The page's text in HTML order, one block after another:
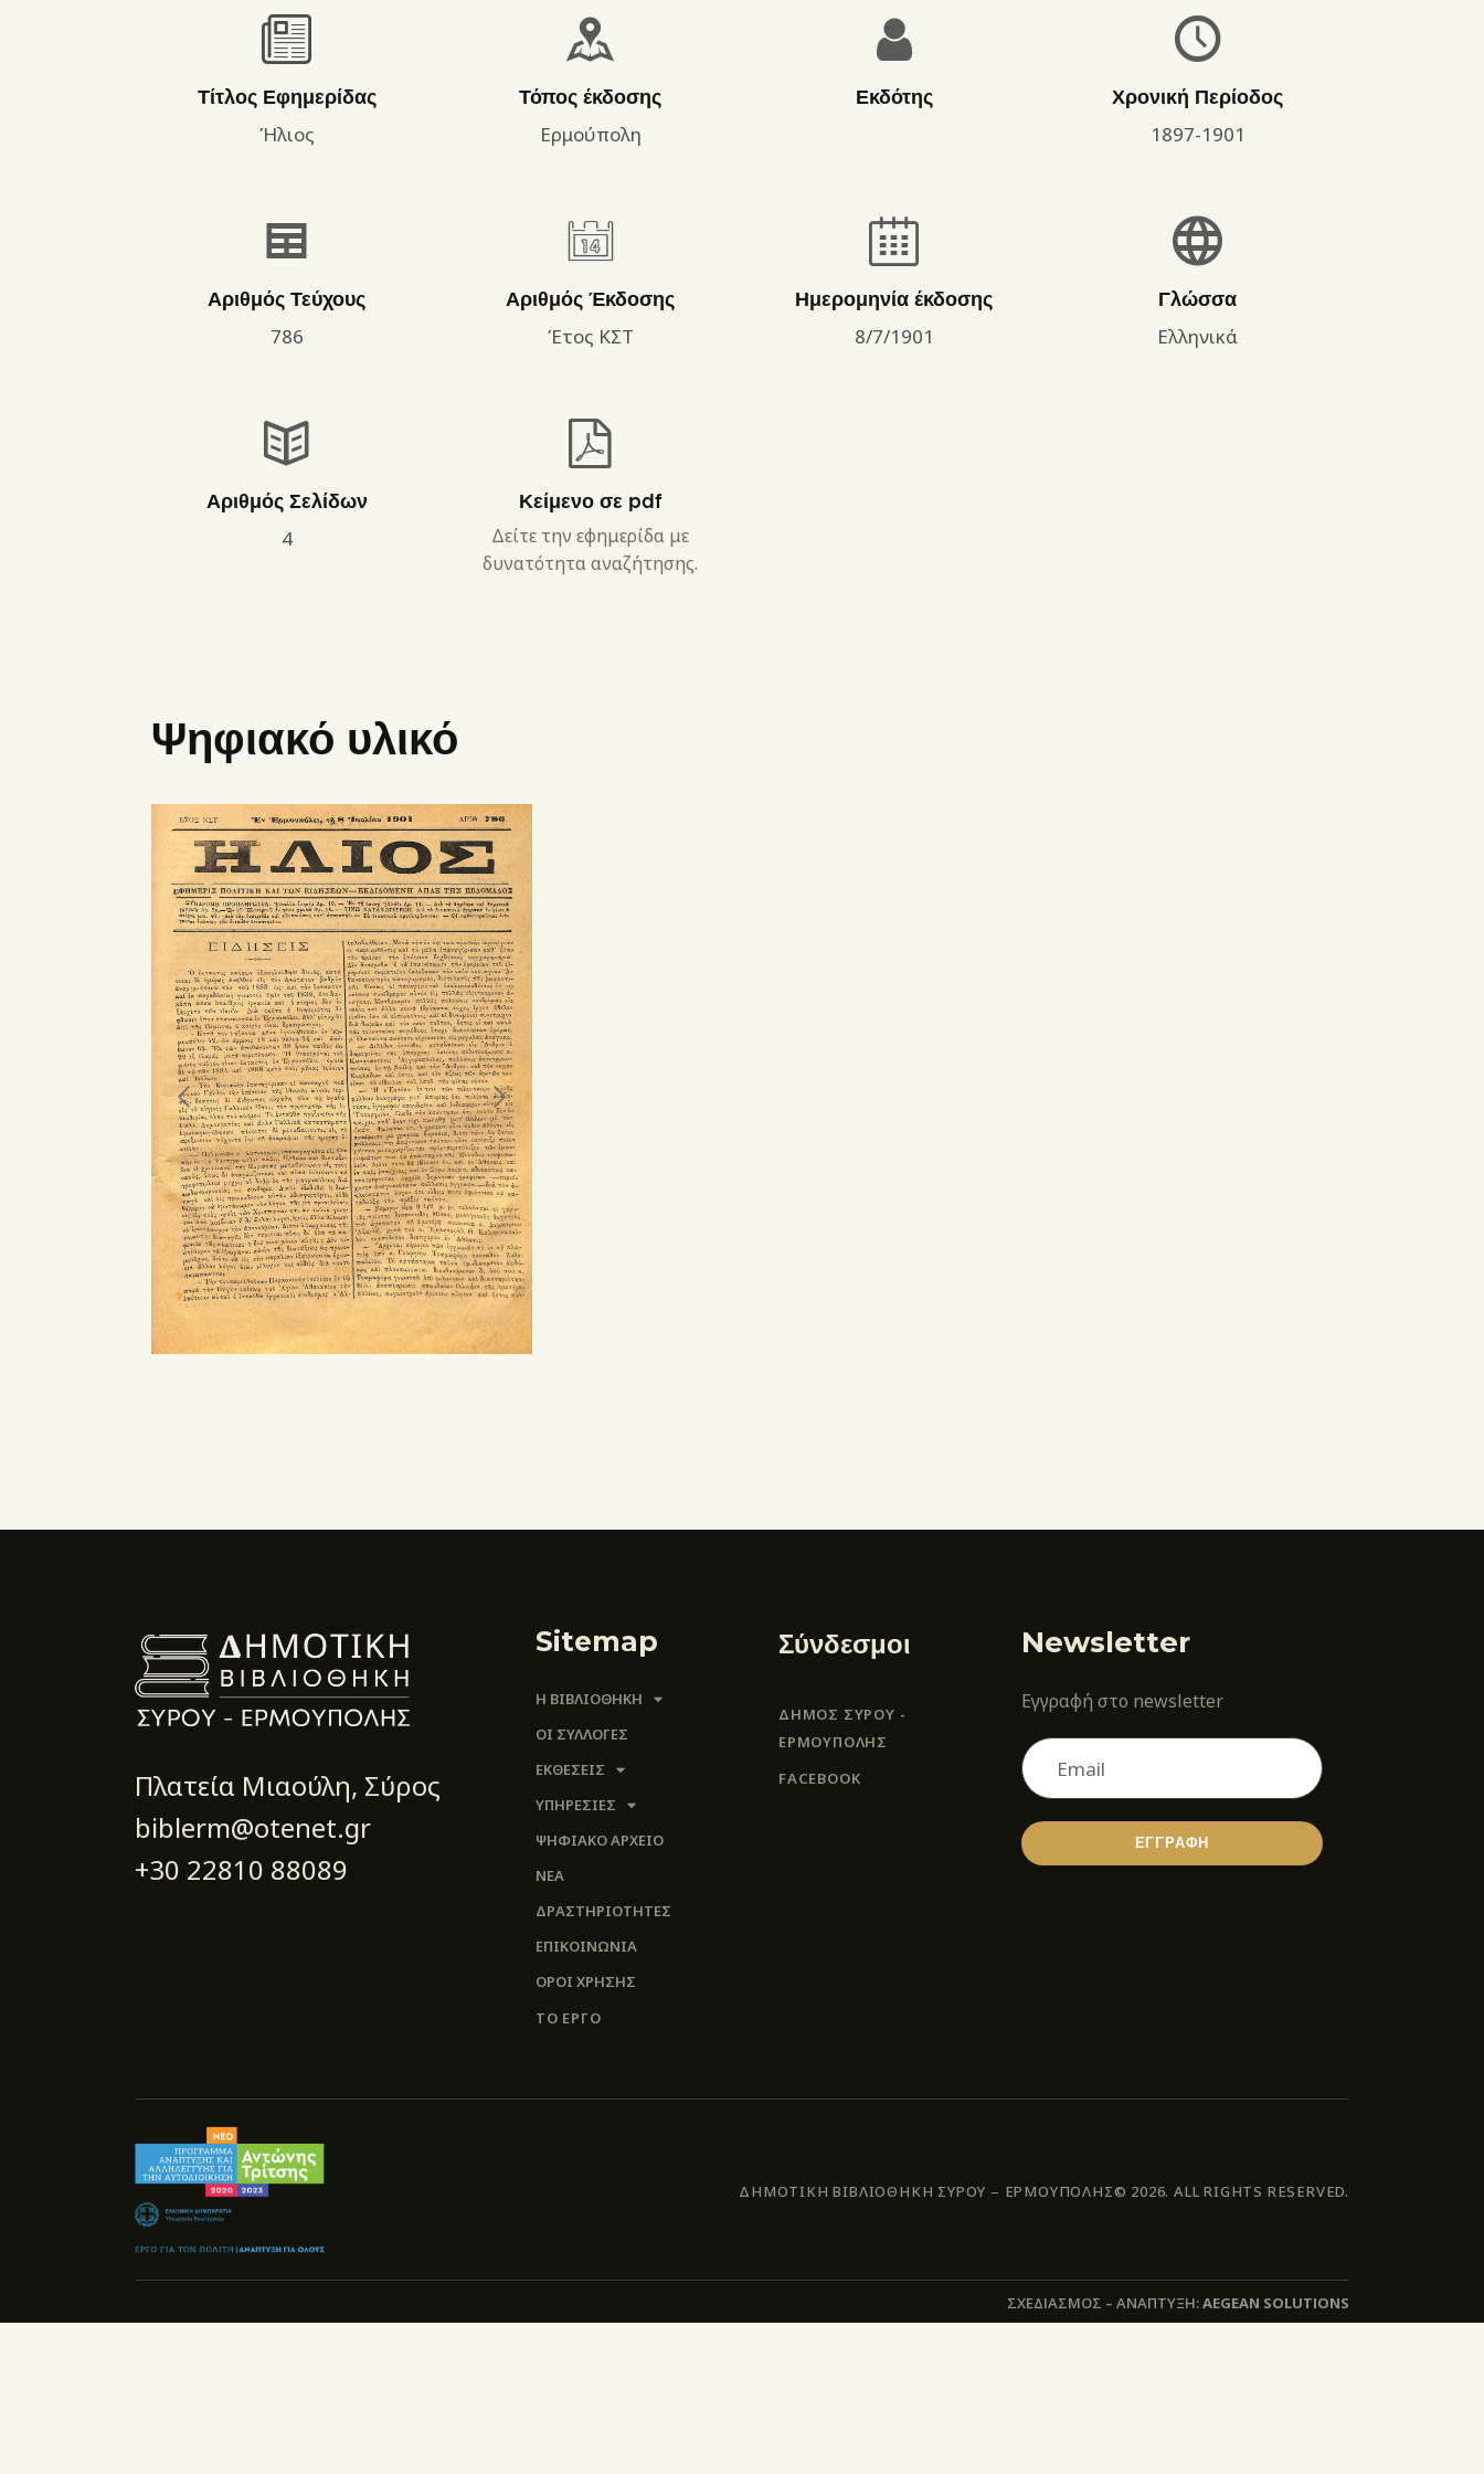
Τίτλος Εφημερίδας
Ήλιος
Τόπος έκδοσης
Ερμούπολη
Εκδότης
Χρονική Περίοδος
1897-1901
Αριθμός Τεύχους
786
Αριθμός Έκδοσης
Έτος ΚΣΤ
Ημερομηνία έκδοσης
8/7/1901
Γλώσσα
Ελληνικά
Αριθμός Σελίδων
4
Κείμενο σε pdf
Δείτε την εφημερίδα με
δυνατότητα αναζήτησης.
Ψηφιακό υλικό
Πλατεία Μιαούλη, Σύρος
biblerm@otenet.gr
+30 22810 88089
Sitemap
Η ΒΙΒΛΙΟΘΗΚΗ
ΟΙ ΣΥΛΛΟΓΈΣ
ΕΚΘΕΣΕΙΣ
ΥΠΗΡΕΣΙΕΣ
ΨΗΦΙΑΚΌ ΑΡΧΕΊΟ
ΝΕΑ
ΔΡΑΣΤΗΡΙΟΤΗΤΕΣ
ΕΠΙΚΟΙΝΩΝΊΑ
ΌΡΟΙ ΧΡΉΣΗΣ
ΤΟ ΕΡΓΟ
Σύνδεσμοι
ΔΗΜΟΣ ΣΥΡΟΥ -
ΕΡΜΟΎΠΟΛΗΣ
FACEBOOK
Newsletter
Εγγραφή στο newsletter
ΕΓΓΡΑΦΗ
ΔΗΜΟΤΙΚΗ ΒΙΒΛΙΟΘΗΚΗ ΣΥΡΟΥ – ΕΡΜΟΥΠΟΛΗΣ© 2026. ALL RIGHTS RESERVED.
ΣΧΕΔΙΑΣΜΟΣ – ΑΝΑΠΤΥΞΗ:AEGEAN SOLUTIONS